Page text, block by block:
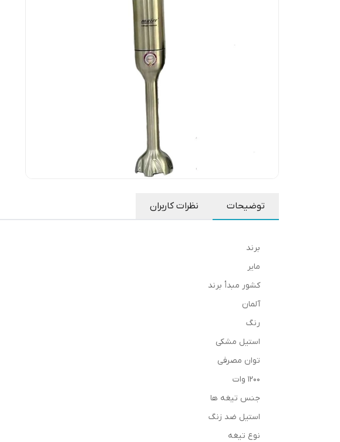
توضیحات نظرات کاربران
برند
مایر
کشور مبدأ برند
آلمان
رنگ
استیل مشکی
توان مصرفی
۱2۰۰ وات
جنس تیغه ها
استیل ضد زنگ
نوع تیغه